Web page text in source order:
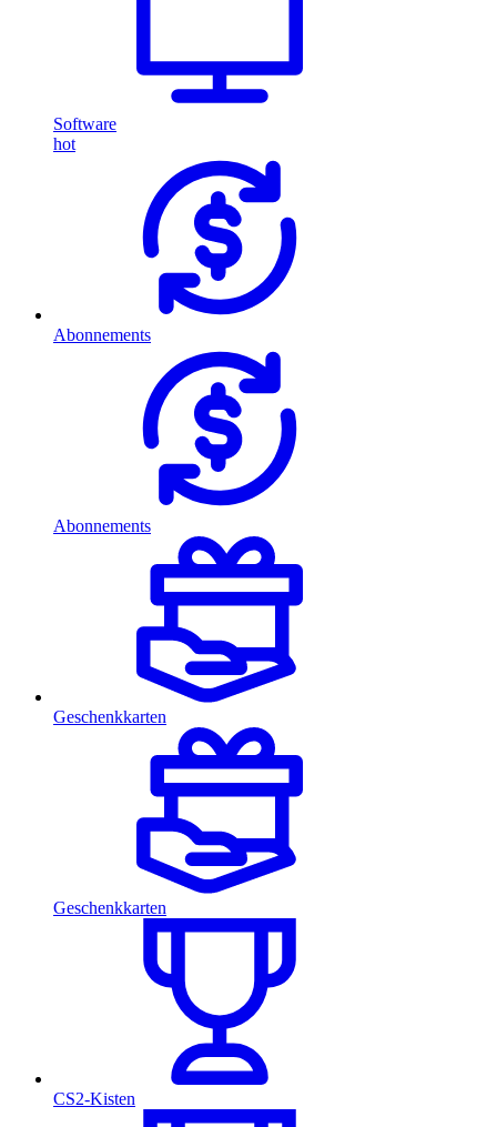
Software
hot
Abonnements
Abonnements
Geschenkkarten
Geschenkkarten
CS2-Kisten